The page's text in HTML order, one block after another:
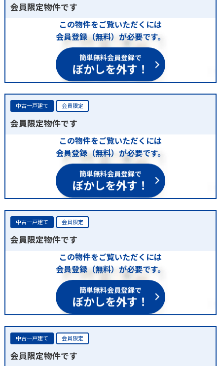
会員限定物件です
この物件をご覧いただくには
会員登録（無料）が必要です。
簡単無料会員登録で
ぼかしを外す！
中古一戸建て 会員限定
会員限定物件です
この物件をご覧いただくには
会員登録（無料）が必要です。
簡単無料会員登録で
ぼかしを外す！
中古一戸建て 会員限定
会員限定物件です
この物件をご覧いただくには
会員登録（無料）が必要です。
簡単無料会員登録で
ぼかしを外す！
中古一戸建て 会員限定
会員限定物件です